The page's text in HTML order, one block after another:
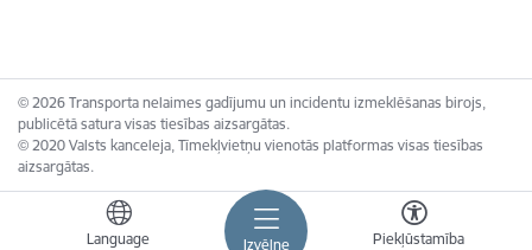
Izvēlne
Language Piekļūstamība
© 2026 Transporta nelaimes gadījumu un incidentu izmeklēšanas birojs,
publicētā satura visas tiesības aizsargātas.
© 2020 Valsts kanceleja, Tīmekļvietņu vienotās platformas visas tiesības
aizsargātas.